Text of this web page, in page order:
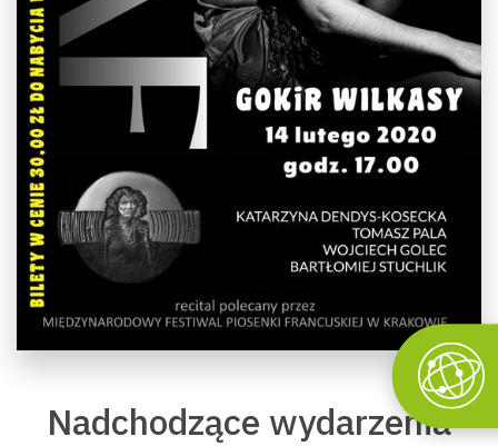
Nadchodzące wydarzenia